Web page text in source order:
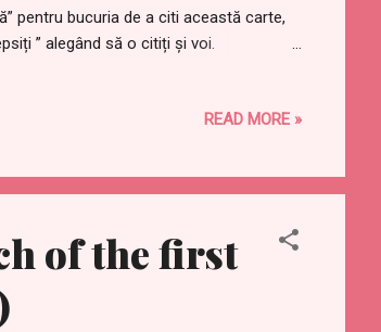
pentru bucuria de a citi această carte,
” alegând să o citiți și voi.
numele zeiței bogăției, luminii,READ MORE »
of the first